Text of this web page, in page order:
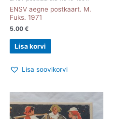
ENSV aegne postkaart. M.
Fuks. 1971
5.00 €
Lisa korvi
Lisa soovikorvi